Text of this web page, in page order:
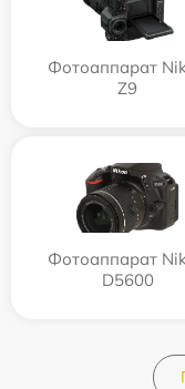
Фотоаппарат
Z9
Фотоаппарат
D5600